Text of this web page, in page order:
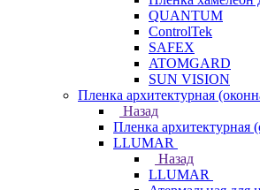
QUANTUM
ControlTek
SAFEX
ATOMGARD
SUN VISION
Пленка архитектурная
Назад
Пленка архитектурная
LLUMAR
Назад
LLUMAR